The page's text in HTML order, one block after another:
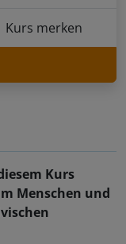
Kurs
Menschen und
Kurs merken